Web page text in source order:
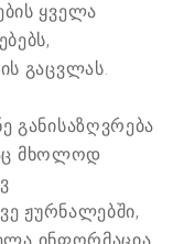
ყველა
გაცვლას.
განისაზღვრება
მხოლოდ
ჟურნალებში,